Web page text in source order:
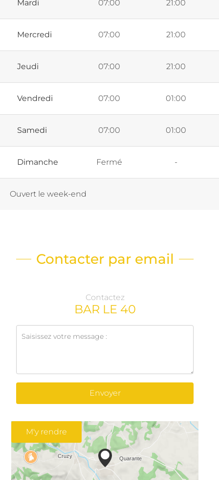
Mardi 07:00 21:00
Mercredi 07:00 21:00
Jeudi 07:00 21:00
Vendredi 07:00 01:00
Samedi 07:00 01:00
Dimanche Fermé -
Ouvert le week-end
Contacter par email
Contactez
BAR LE 40
Envoyer
M'y rendre